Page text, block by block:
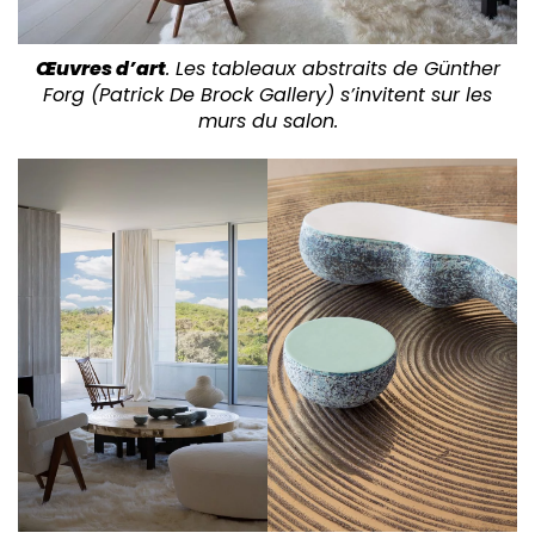
Œuvres d’art. Les tableaux abstraits de Günther
Forg (Patrick De Brock Gallery) s’invitent sur les
murs du salon.